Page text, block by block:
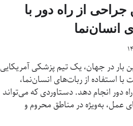
از راه دور با
انسان‌نما
بار در جهان، یک تیم پزشکی آمریکایی
با استفاده از ربات‌های انسان‌نما،
دور انجام دهد. دستاوردی که می‌تواند
عمل، به‌ویژه در مناطق محروم و